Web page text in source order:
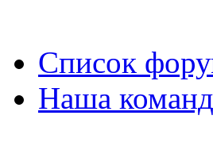
Список
Наша